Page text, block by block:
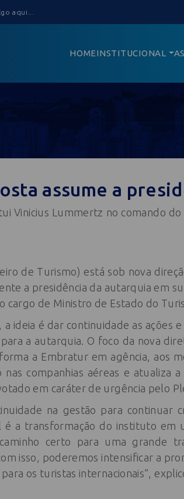
HOMEINSTITUCIONAL
assume a
de Turismo) está sob nova
a presidência da autarquia em
cargo de Ministro de Estado do
ideia é dar continuidade as ações
a autarquia. O foco da nova
a Embratur em agência, aos
companhias aéreas e atualiza
em caráter de urgência pelo
na gestão para continuar
é a transformação do instituto em
certo para uma grande
isso, poderemos intensificar a
os turistas internacionais”,